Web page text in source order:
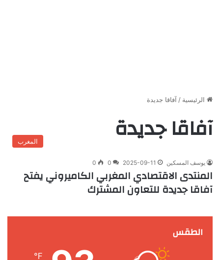
الرئيسية / آفاقا جديدة
آفاقا جديدة المغرب
يوسف المسكين 2025-09-11
0
0
المنتدى الاقتصادي المغربي الكاميروني يفتح
آفاقا جديدة للتعاون المشترك
الطقس
℉